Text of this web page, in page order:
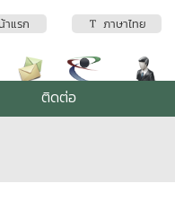
แรก ภาษาไทย
ติดต่อ